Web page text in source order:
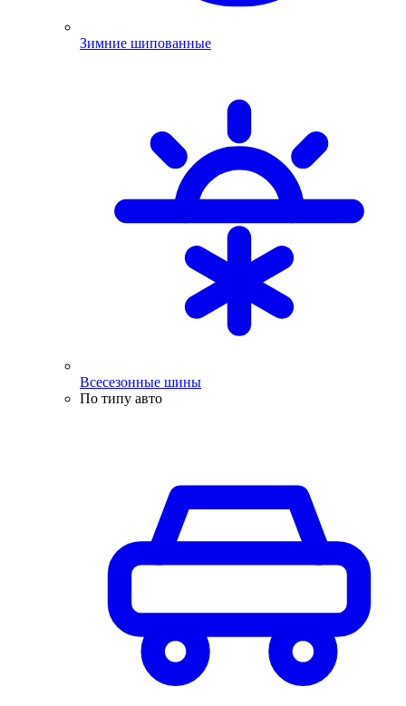
Зимние шипованные
Всесезонные шины
По типу авто